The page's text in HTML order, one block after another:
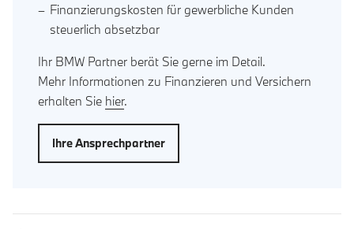
Finanzierungskosten für gewerbliche Kunden
steuerlich absetzbar
Ihr BMW Partner berät Sie gerne im Detail.
Mehr Informationen zu Finanzieren und Versichern
erhalten Sie hier.
Ihre Ansprechpartner